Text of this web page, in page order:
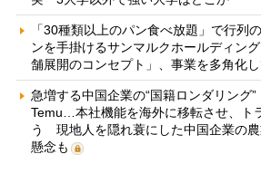
「30種類以上のパン食べ放題」で行列
ンを手掛けるサンマルクホールディン
舗展開のコンセプト」、事業を多角化
急増する中国企業の“国籍ロンダリング
Temu…本社機能を海外に移転させ、ト
う 現地人を隠れ蓑にした中国企業の
懸念も